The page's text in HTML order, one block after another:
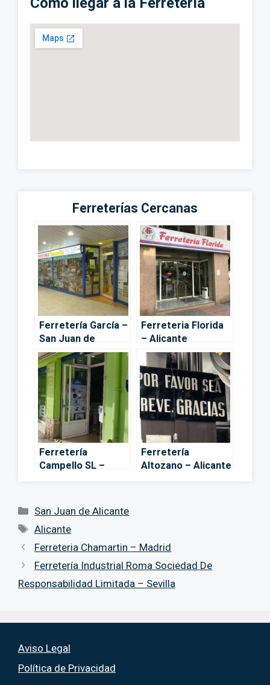
Ferreterías Cercanas
Ferretería García –
San Juan de
Alicante
Ferreteria Florida
– Alicante
Ferretería
Campello SL –
Ferretería
Altozano – Alicante
Categorías
San Juan de Alicante
Etiquetas
Alicante
Ferreteria Chamartin – Madrid
Ferretería Industrial Roma Sociedad De
Responsabilidad Limitada – Sevilla
Aviso Legal
Política de Privacidad